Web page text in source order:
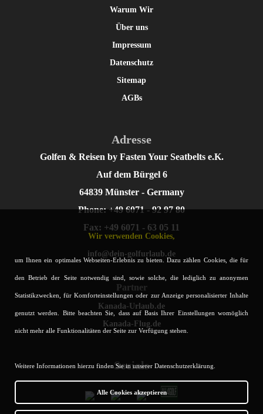
Warum Wir
Über uns
Impressum
Datenschutz
Sitemap
AGBs
Adresse
Golfen & Reisen by Fasten Your Seatbelts e.K.
Auf dem Bürgel 6
64839 Münster - Germany
Phone: +49 6071 - 92 97 80
Fax: +49 6071 - 63 05 11
info@dein-golfurlaub.de
Partner
Kanada-Urlaub.de
Kanada-Flug.de
Socials
Wir verwenden Cookies,
um Ihnen ein optimales Webseiten-Erlebnis zu bieten. Dazu zählen Cookies, die für
den Betrieb der Seite notwendig sind, sowie solche, die lediglich zu anonymen
Statistikzwecken, für Komforteinstellungen oder zur Anzeige personalisierter Inhalte
genutzt werden. Bitte beachten Sie, dass auf Basis Ihrer Einstellungen womöglich
nicht mehr alle Funktionalitäten der Seite zur Verfügung stehen.
Weitere Informationen hierzu finden Sie in unserer Datenschutzerklärung.
Alle Cookies akzeptieren